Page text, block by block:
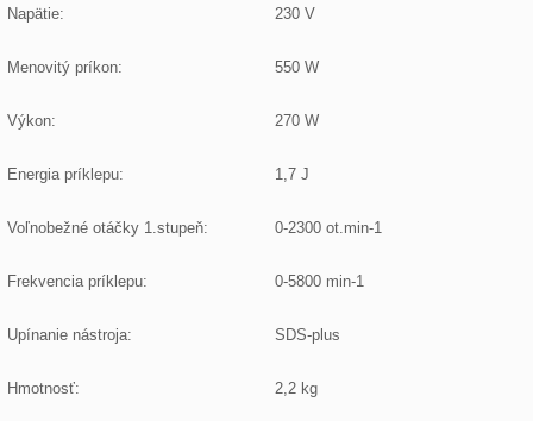
Napätie: 230 V
Menovitý príkon: 550 W
Výkon: 270 W
Energia príklepu: 1,7 J
Voľnobežné otáčky 1.stupeň: 0-2300 ot.min-1
Frekvencia príklepu: 0-5800 min-1
Upínanie nástroja: SDS-plus
Hmotnosť: 2,2 kg